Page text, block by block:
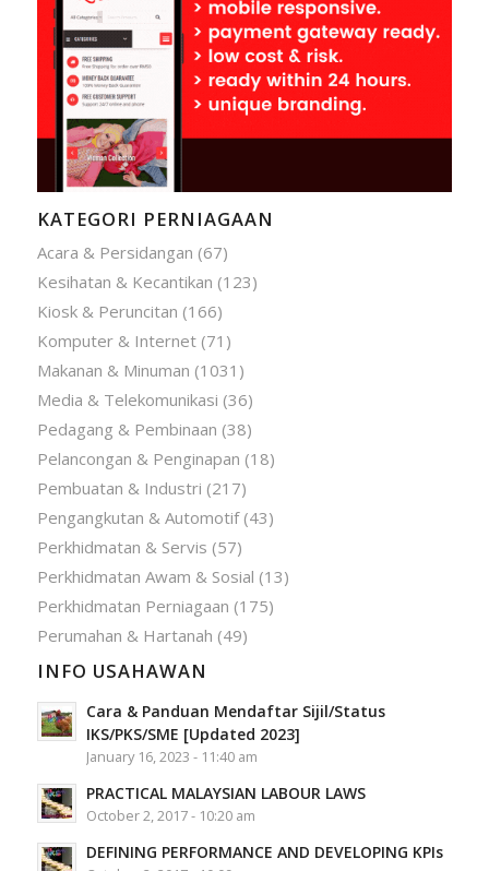
KATEGORI PERNIAGAAN
Acara & Persidangan (67)
Kesihatan & Kecantikan (123)
Kiosk & Peruncitan (166)
Komputer & Internet(71)
Makanan & Minuman (1031)
Media & Telekomunikasi (36)
Pedagang & Pembinaan (38)
Pelancongan & Penginapan (18)
Pembuatan & Industri (217)
Pengangkutan & Automotif(43)
Perkhidmatan & Servis (57)
Perkhidmatan Awam & Sosial (13)
Perkhidmatan Perniagaan (175)
Perumahan & Hartanah (49)
INFO USAHAWAN
Cara & Panduan Mendaftar Sijil/Status
IKS/PKS/SME [Updated 2023]
January 16, 2023 - 11:40 am
PRACTICAL MALAYSIAN LABOUR LAWS
October 2, 2017 - 10:20 am
DEFINING PERFORMANCE AND DEVELOPING KPIs